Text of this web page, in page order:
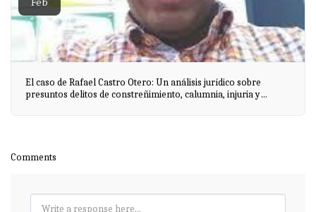
El caso de Rafael Castro Otero: Un análisis jurídico sobre
presuntos delitos de constreñimiento, calumnia, injuria y
Comments